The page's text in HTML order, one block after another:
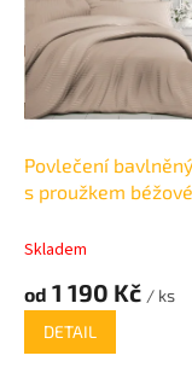
p
Povlečení
s proužkem béžové
Skladem
od 1 190 Kč / ks
DETAIL